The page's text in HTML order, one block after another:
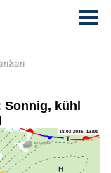
Sonnig, kühl